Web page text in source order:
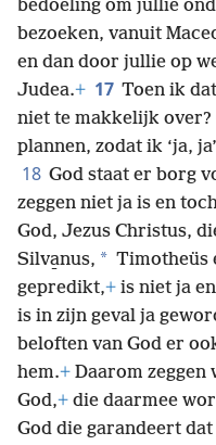
bedoeling om jullie
bezoeken, vanuit
en dan door jullie op
Judea.+ 17 Toen ik
niet te makkelijk
plannen, zodat ik ‘ja,
18 God staat er borg
zeggen niet ja is en
God, Jezus Christus,
Silva̱nus, * Timotheüs
gepredikt,+ is niet ja
is in zijn geval ja
beloften van God er
hem.+ Daarom zeggen
God,+ die daarmee
God die garandeert